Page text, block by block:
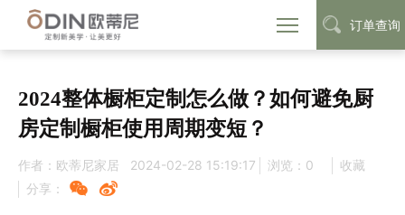
订单查询
首页> 定制动态> 装修知识
2024整体橱柜定制怎么做？如何避免厨
房定制橱柜使用周期变短？
作者：欧蒂尼家居 2024-02-28 15:19:17 浏览： 0
收藏
分享：